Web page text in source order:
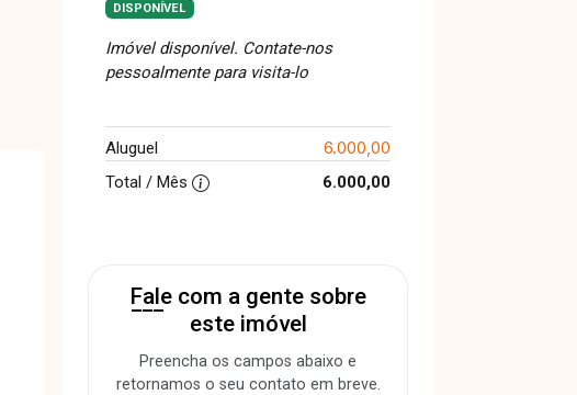
DISPONÍVEL
Imóvel disponível. Contate-nos
pessoalmente para visita-lo
Aluguel 6.000,00
Total / Mês 6.000,00
Fale com a gente sobre
este imóvel
Preencha os campos abaixo e
retornamos o seu contato em breve.